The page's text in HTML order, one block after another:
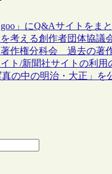
goo」にQ&Aサイトをま
考える創作者団体協議
作権分科会 過去の著
ト/新聞社サイトの利用
の中の明治・大正」を